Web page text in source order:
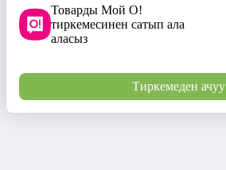
Товарды Мой О!
тиркемесинен сатып ала
аласыз
Тиркемеден ачуу